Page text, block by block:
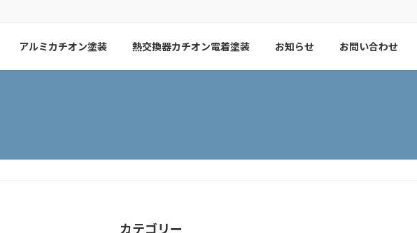
アルミカチオン塗装 熱交換器カチオン電着塗装 お知らせ お問い合わせ
カテゴリー